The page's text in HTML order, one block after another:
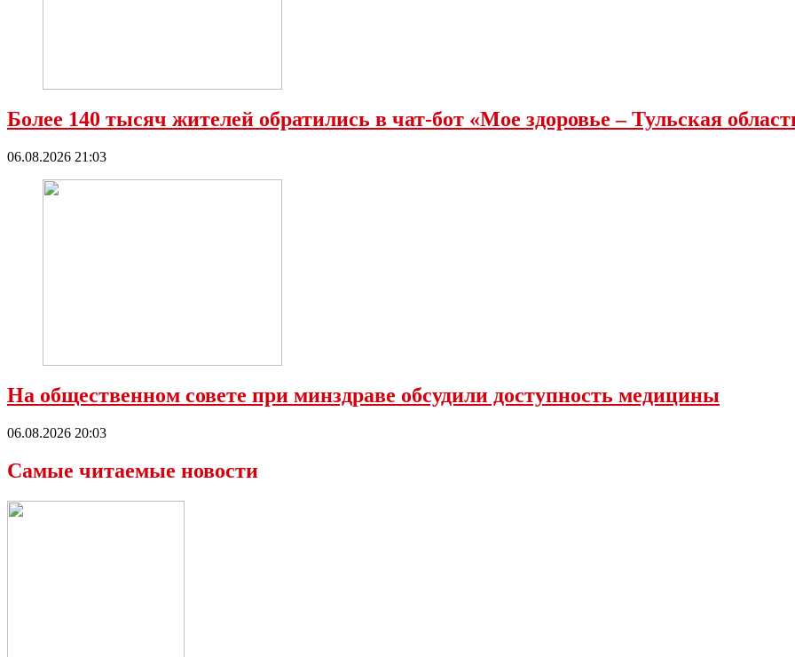
Более 140 тысяч жителей обратились в чат-бот «Мое здоровье – Тульская
06.08.2026 21:03
На общественном совете при минздраве обсудили доступность медицины
06.08.2026 20:03
Самые читаемые новости